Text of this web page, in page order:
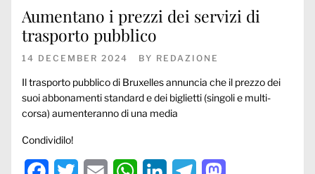
Aumentano i prezzi dei servizi di
trasporto pubblico
14 DECEMBER 2024 BY REDAZIONE
Il trasporto pubblico di Bruxelles annuncia che il prezzo dei
suoi abbonamenti standard e dei biglietti (singoli e multi-
corsa) aumenteranno di una media
Condividilo!
Facebook
Twitter Email WhatsAppLinkedInTelegram